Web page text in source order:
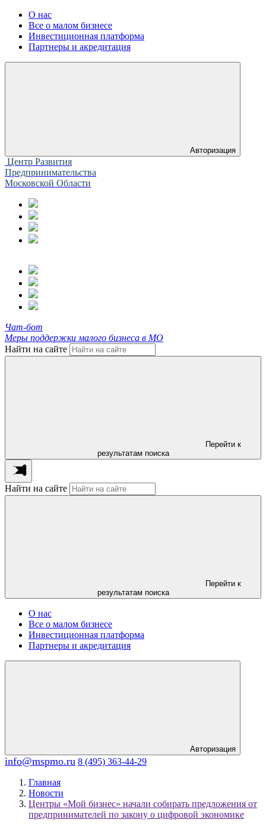
О нас
Все о малом бизнесе
Инвестиционная платформа
Партнеры и акредитация
Авторизация
Центр Развития
Предпринимательства
Московской Области
Чат-бот
Меры поддержки малого бизнеса в МО
Найти на сайте
Перейти к
результатам поиска
Найти на сайте
Перейти к
результатам поиска
О нас
Все о малом бизнесе
Инвестиционная платформа
Партнеры и акредитация
Авторизация
info@mspmo.ru 8 (495) 363-44-29
Главная
Новости
Центры «Мой бизнес» начали собирать предложения от
предпринимателей по закону о цифровой экономике